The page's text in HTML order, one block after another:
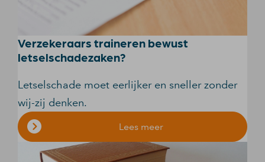
Verzekeraars traineren bewust
letselschadezaken?
Letselschade moet eerlijker en sneller zonder
wij-zij denken.
Lees meer